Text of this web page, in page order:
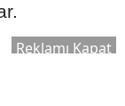
Reklamı Kapat